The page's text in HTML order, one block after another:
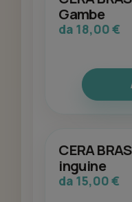
Gambe
da 18,00 €
CERA
inguine
da 15,00 €